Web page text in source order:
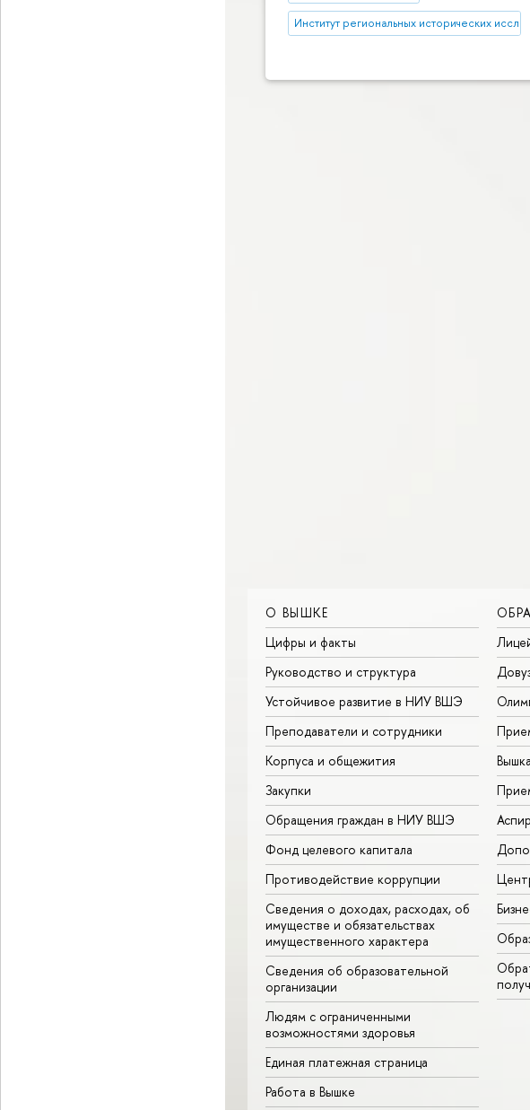
Институт региональных исторических
О ВЫШКЕ
Цифры и факты
Руководство и структура
Устойчивое развитие в НИУ ВШЭ
Преподаватели и сотрудники
Корпуса и общежития
Закупки
Обращения граждан в НИУ ВШЭ
Фонд целевого капитала
Противодействие коррупции
Сведения о доходах, расходах, об
имуществе и обязательствах
имущественного характера
Сведения об образовательной
организации
Людям с ограниченными
возможностями здоровья
Единая платежная страница
Работа в Вышке